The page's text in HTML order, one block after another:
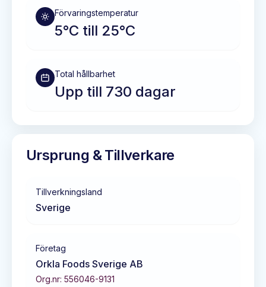
Förvaringstemperatur
5°C till 25°C
Total hållbarhet
Upp till 730 dagar
Ursprung & Tillverkare
Tillverkningsland
Sverige
Företag
Orkla Foods Sverige AB
Org.nr: 556046-9131